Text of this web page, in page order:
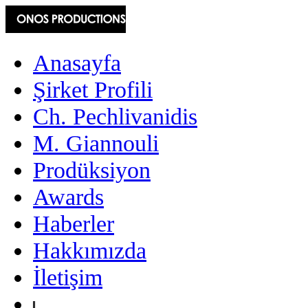
Anasayfa
Şirket Profili
Ch. Pechlivanidis
M. Giannouli
Prodüksiyon
Awards
Haberler
Hakkımızda
İletişim